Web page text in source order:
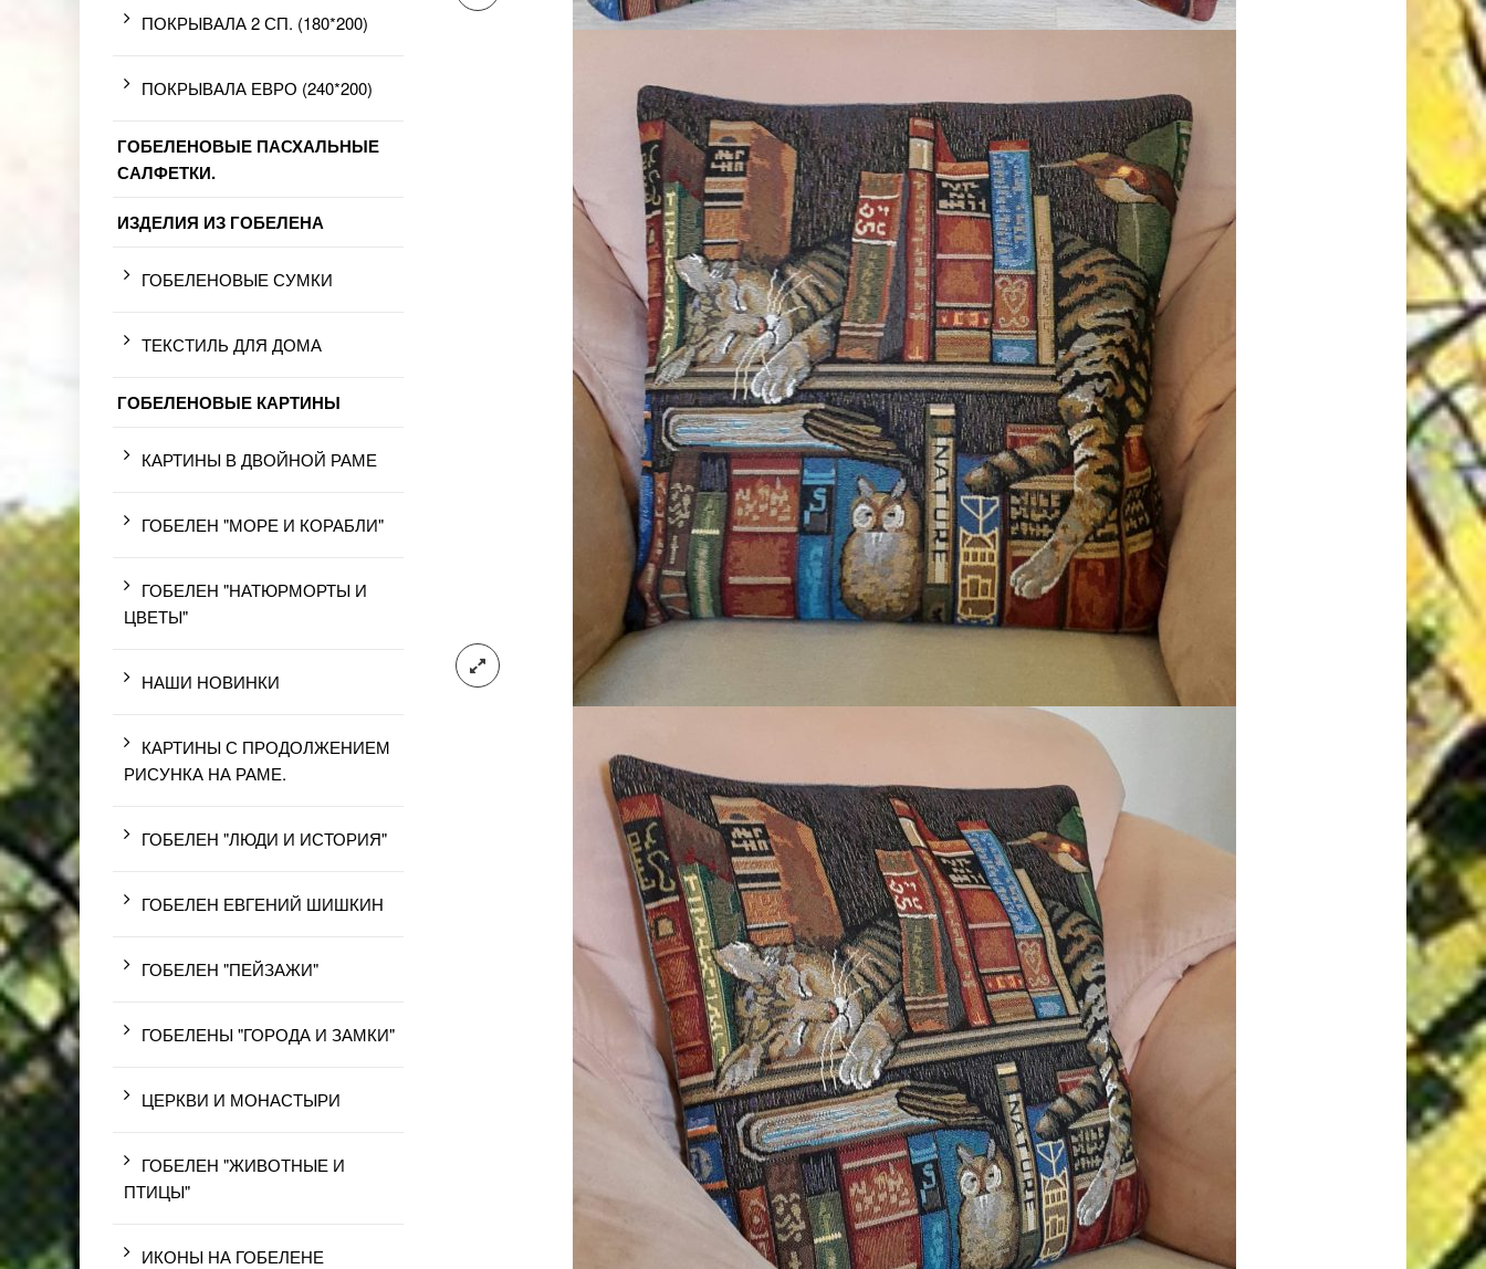
ПОКРЫВАЛА 2 СП. (180*200)
ПОКРЫВАЛА ЕВРО (240*200)
ГОБЕЛЕНОВЫЕ ПАСХАЛЬНЫЕ
САЛФЕТКИ.
ИЗДЕЛИЯ ИЗ ГОБЕЛЕНА
ГОБЕЛЕНОВЫЕ СУМКИ
ТЕКСТИЛЬ ДЛЯ ДОМА
ГОБЕЛЕНОВЫЕ КАРТИНЫ
КАРТИНЫ В ДВОЙНОЙ РАМЕ
ГОБЕЛЕН "МОРЕ И КОРАБЛИ"
ГОБЕЛЕН "НАТЮРМОРТЫ И
ЦВЕТЫ"
НАШИ НОВИНКИ
КАРТИНЫ С ПРОДОЛЖЕНИЕМ
РИСУНКА НА РАМЕ.
ГОБЕЛЕН "ЛЮДИ И ИСТОРИЯ"
ГОБЕЛЕН ЕВГЕНИЙ ШИШКИН
ГОБЕЛЕН "ПЕЙЗАЖИ"
ГОБЕЛЕНЫ "ГОРОДА И ЗАМКИ"
ЦЕРКВИ И МОНАСТЫРИ
ГОБЕЛЕН "ЖИВОТНЫЕ И
ПТИЦЫ"
ИКОНЫ НА ГОБЕЛЕНЕ